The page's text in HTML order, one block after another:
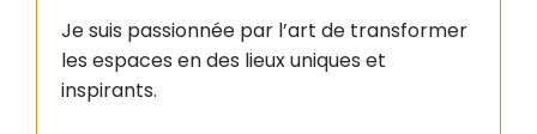
Je suis passionnée par l’art de transformer
les espaces en des lieux uniques et
inspirants.